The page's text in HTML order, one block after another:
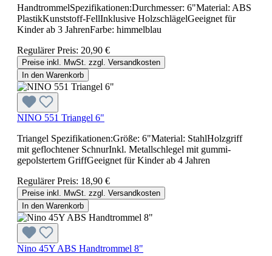
HandtrommelSpezifikationen:Durchmesser: 6"Material: ABS
PlastikKunststoff-FellInklusive HolzschlägelGeeignet für
Kinder ab 3 JahrenFarbe: himmelblau
Regulärer Preis: 20,90 €
Preise inkl. MwSt. zzgl. Versandkosten
In den Warenkorb
NINO 551 Triangel 6"
Triangel Spezifikationen:Größe: 6"Material: StahlHolzgriff
mit geflochtener SchnurInkl. Metallschlegel mit gummi-
gepolstertem GriffGeeignet für Kinder ab 4 Jahren
Regulärer Preis: 18,90 €
Preise inkl. MwSt. zzgl. Versandkosten
In den Warenkorb
Nino 45Y ABS Handtrommel 8"